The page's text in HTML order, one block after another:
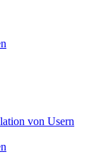
von Usern